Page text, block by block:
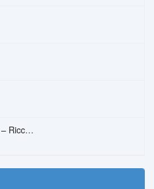
Sara Perche Ti Amo – Ricchi E Poveri